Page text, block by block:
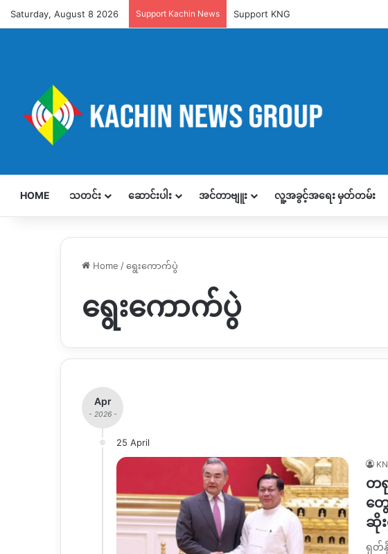
Saturday, August 8 2026 Support Kachin News Support KNG
HOME သတင်း ဆောင်းပါး အင်တာဗျူး လူ့အခွင့်အရေး မှတ်တမ်း
Home /ရွေးကောက်ပွဲ
ရွေးကောက်ပွဲ
Apr
- 2026 -
25 April
တ
တွ
ဆို
ရုတ်နို